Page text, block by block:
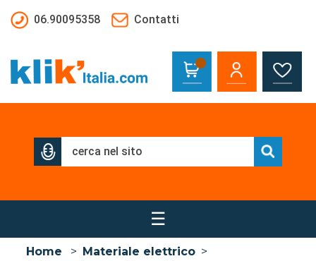
06.90095358
Contatti
☰
Home > Materiale elettrico >